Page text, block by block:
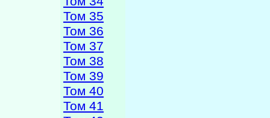
Том 35
Том 36
Том 37
Том 38
Том 39
Том 40
Том 41